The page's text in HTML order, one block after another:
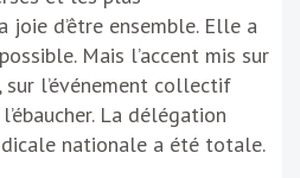
joie d’être ensemble. Elle a
Mais l’accent mis sur
sur l’événement collectif
La délégation
nationale a été totale.